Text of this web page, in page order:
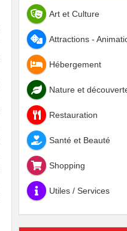
Art et Culture
Attractions -
Hébergement
Nature et
Restauration
Santé et Beauté
Shopping
Utiles / Services